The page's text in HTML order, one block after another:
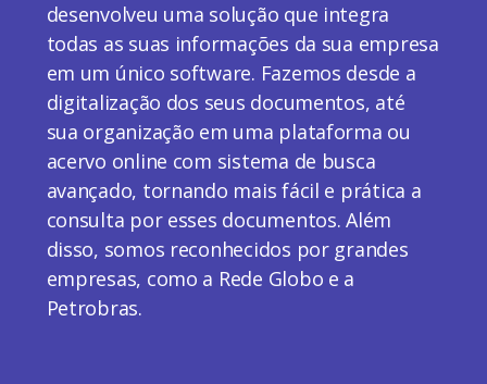
desenvolveu uma solução que integra
todas as suas informações da sua empresa
em um único software. Fazemos desde a
digitalização dos seus documentos, até
sua organização em uma plataforma ou
acervo online com sistema de busca
avançado, tornando mais fácil e prática a
consulta por esses documentos. Além
disso, somos reconhecidos por grandes
empresas, como a Rede Globo e a
Petrobras.